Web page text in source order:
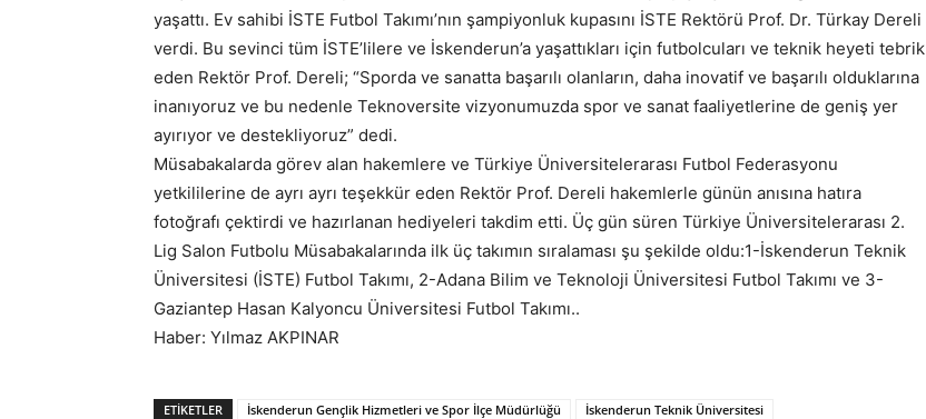
yaşattı. Ev sahibi İSTE Futbol Takımı’nın şampiyonluk kupasını İSTE Rektörü Prof. Dr. Türkay Dereli
verdi. Bu sevinci tüm İSTE’lilere ve İskenderun’a yaşattıkları için futbolcuları ve teknik heyeti tebrik
eden Rektör Prof. Dereli; “Sporda ve sanatta başarılı olanların, daha inovatif ve başarılı olduklarına
inanıyoruz ve bu nedenle Teknoversite vizyonumuzda spor ve sanat faaliyetlerine de geniş yer
ayırıyor ve destekliyoruz” dedi.
Müsabakalarda görev alan hakemlere ve Türkiye Üniversitelerarası Futbol Federasyonu
yetkililerine de ayrı ayrı teşekkür eden Rektör Prof. Dereli hakemlerle günün anısına hatıra
fotoğrafı çektirdi ve hazırlanan hediyeleri takdim etti. Üç gün süren Türkiye Üniversitelerarası 2.
Lig Salon Futbolu Müsabakalarında ilk üç takımın sıralaması şu şekilde oldu:1-İskenderun Teknik
Üniversitesi (İSTE) Futbol Takımı, 2-Adana Bilim ve Teknoloji Üniversitesi Futbol Takımı ve 3-
Gaziantep Hasan Kalyoncu Üniversitesi Futbol Takımı..
Haber: Yılmaz AKPINAR
ETIKETLER İskenderun Gençlik Hizmetleri ve Spor İlçe Müdürlüğü
İskenderun Teknik Üniversitesi